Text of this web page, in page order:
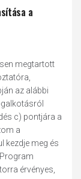
a
megtartott
az alábbi
c) pontjára a
a
kezdje meg és
érvényes,